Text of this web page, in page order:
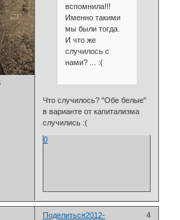
вспомнила!!!
Именно такими
мы были тогда.
И что же
случилось с
нами? ... :(
Что случилось? "Обе белые"
в варианте от капитализма
случились :(
0
Поделиться 4
2012-